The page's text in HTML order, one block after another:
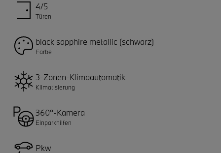
4/5
Türen
black sapphire metallic (schwarz)
Farbe
3-Zonen-Klimaautomatik
Klimatisierung
360°-Kamera
Einparkhilfen
Pkw